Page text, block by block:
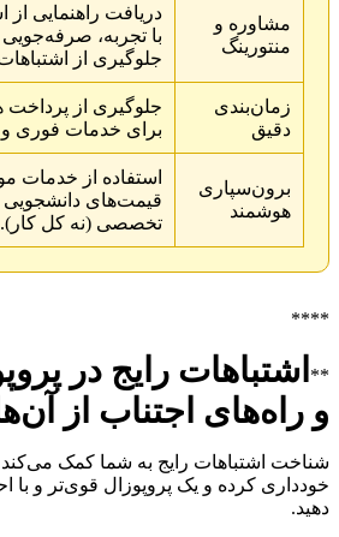
مشاوره و
منتورینگ
دریافت راهنمایی از
با تجربه،
جلوگیری از
زمان‌بندی
دقیق
جلوگیری از پرداخت
برای خدمات فوری
برون‌سپاری
هوشمند
استفاده از خدمات
قیمت‌های
تخصصی (نه کل کار).
****
** اشتباهات رایج در
و راه‌های اجتناب از
شناخت اشتباهات رایج به شما کمک می‌کند
خودداری کرده و یک پروپوزال قوی‌تر و با
دهید.